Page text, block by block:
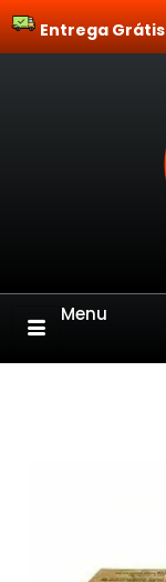
Entrega Grátis
Menu